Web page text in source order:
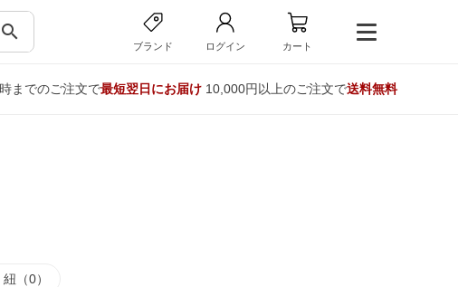
search
ブランド ログイン カート
までのご注文で最短翌日にお届け10,000円以上のご注文で送料無料
（0）